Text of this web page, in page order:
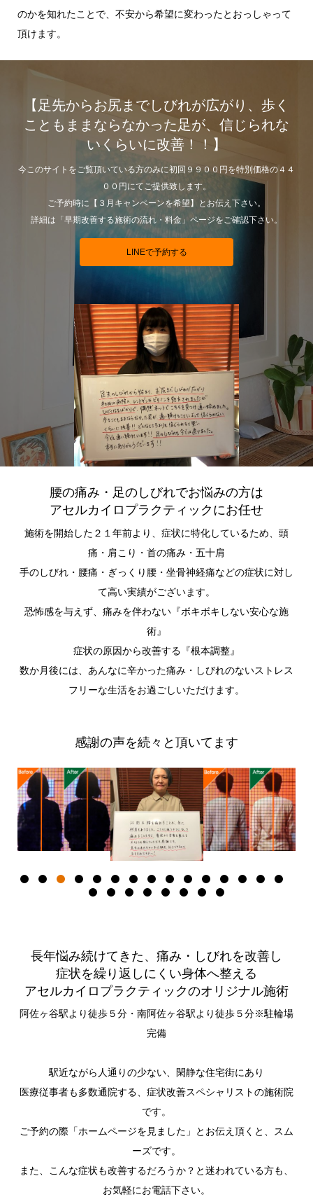
のかを知れたことで、不安から希望に変わったとおっしゃって
頂けます。
【足先からお尻までしびれが広がり、歩く
こともままならなかった足が、信じられな
いくらいに改善！！】
今このサイトをご覧頂いている方のみに初回９９００円を特別価格の４４
００円にてご提供致します。
ご予約時に【３月キャンペーンを希望】とお伝え下さい。
詳細は「早期改善する施術の流れ・料金」ページをご確認下さい。
LINEで予約する
腰の痛み・足のしびれでお悩みの方は
アセルカイロプラクティックにお任せ
施術を開始した２１年前より、症状に特化しているため、頭
痛・肩こり・首の痛み・五十肩
手のしびれ・腰痛・ぎっくり腰・坐骨神経痛などの症状に対し
て高い実績がございます。
恐怖感を与えず、痛みを伴わない『ボキボキしない安心な施
術』
症状の原因から改善する『根本調整』
数か月後には、あんなに辛かった痛み・しびれのないストレス
フリーな生活をお過ごしいただけます。
感謝の声を続々と頂いてます
長年悩み続けてきた、痛み・しびれを改善し
症状を繰り返しにくい身体へ整える
アセルカイロプラクティックのオリジナル施術
阿佐ヶ谷駅より徒歩５分・南阿佐ヶ谷駅より徒歩５分※駐輪場
完備
駅近ながら人通りの少ない、閑静な住宅街にあり
医療従事者も多数通院する、症状改善スペシャリストの施術院
です。
ご予約の際「ホームページを見ました」とお伝え頂くと、スム
ーズです。
また、こんな症状も改善するだろうか？と迷われている方も、
お気軽にお電話下さい。
体験者感動の声 LINE予約